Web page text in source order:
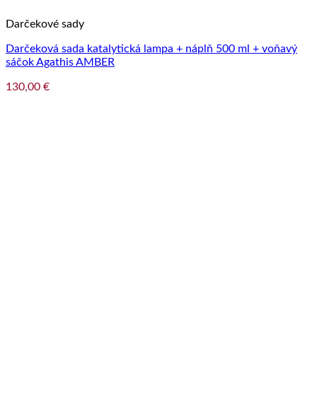
Darčekové sady
Darčeková sada katalytická lampa + náplň 500 ml + voňavý
sáčok Agathis AMBER
130,00 €